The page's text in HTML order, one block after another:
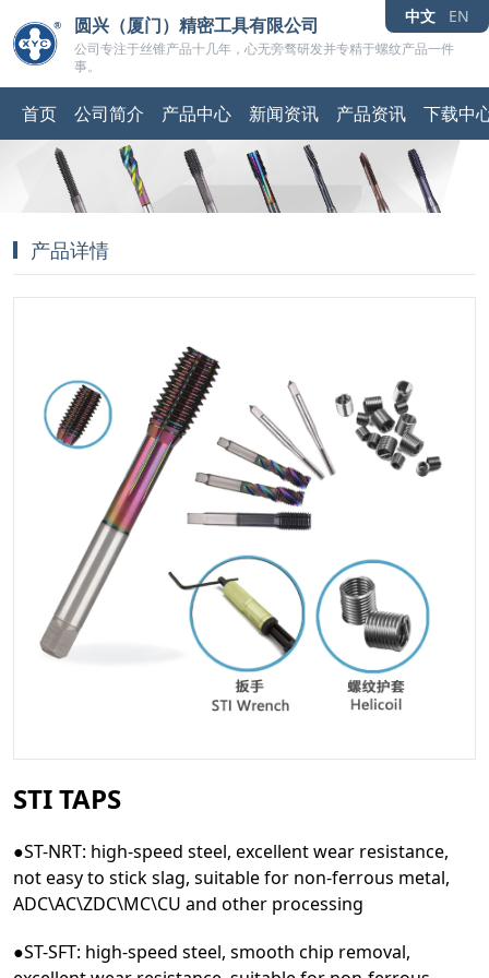
圆兴（厦门）精密工具有限公司
公司专注于丝锥产品十几年，心无旁骛研发并专精于螺纹产品一件
事。
中文 EN
首页 公司简介 产品中心 新闻资讯 产品资讯 下载中
产品详情
STI TAPS
●ST-NRT: high-speed steel, excellent wear resistance,
not easy to stick slag, suitable for non-ferrous metal,
ADC\AC\ZDC\MC\CU and other processing
●ST-SFT: high-speed steel, smooth chip removal,